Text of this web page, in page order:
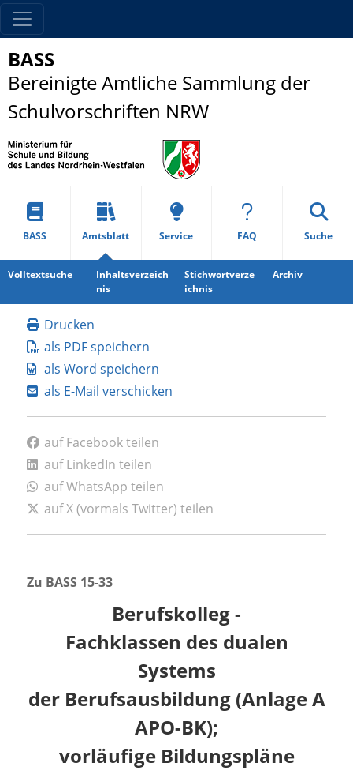
BASS
Bereinigte Amtliche Sammlung der
Schulvorschriften NRW
BASS Amtsblatt Service FAQ Suche
Volltextsuche
Inhaltsverzeich
nis
Stichwortverze
ichnis
Archiv
Drucken
als PDF speichern
als Word speichern
als E-Mail verschicken
auf Facebook teilen
auf LinkedIn teilen
auf WhatsApp teilen
auf X (vormals Twitter) teilen
Zu BASS 15-33
Berufskolleg -
Fachklassen des dualen
Systems
der Berufsausbildung (Anlage A
APO-BK);
vorläufige Bildungspläne